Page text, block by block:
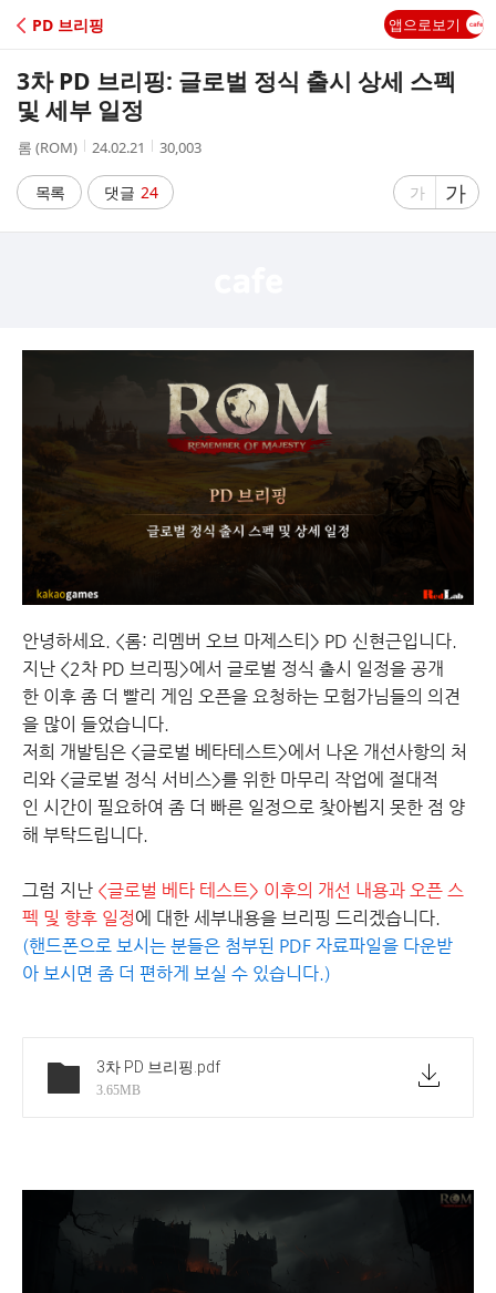
C
A
PD 브리핑 앱으로보기
3차 PD 브리핑: 글로벌 정식 출시 상세 스펙
및 세부 일정
작
자
롬 (ROM)
작
시
간
24.02.21
조
수
30,003
목록 댓글 24
글
게
가
글
자
게
가
안녕하세요. <롬: 리멤버 오브 마제스티> PD 신현근입니다.
지난 <2차 PD 브리핑>에서 글로벌 정식 출시 일정을 공개
한 이후 좀 더 빨리 게임 오픈을 요청하는 모험가님들의 의견
을 많이 들었습니다.
저희 개발팀은 <글로벌 베타테스트>에서 나온 개선사항의 처
리와 <글로벌 정식 서비스>를 위한 마무리 작업에 절대적
인 시간이 필요하여 좀 더 빠른 일정으로 찾아뵙지 못한 점 양
해 부탁드립니다.
그럼 지난 <글로벌 베타 테스트> 이후의 개선 내용과 오픈 스
펙 및 향후 일정에 대한 세부내용을 브리핑 드리겠습니다.
(핸드폰으로 보시는 분들은 첨부된 PDF 자료파일을 다운받
아 보시면 좀 더 편하게 보실 수 있습니다.)
3차 PD 브리핑 .pdf
3.65MB